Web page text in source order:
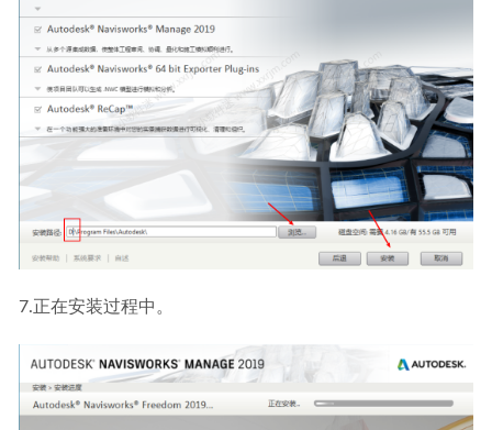
7.正在安装过程中。